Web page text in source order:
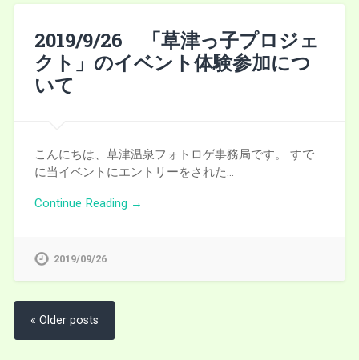
2019/9/26 「草津っ子プロジェ
クト」のイベント体験参加につ
いて
こんにちは、草津温泉フォトロゲ事務局です。 すで
に当イベントにエントリーをされた…
Continue Reading →
2019/09/26
« Older posts